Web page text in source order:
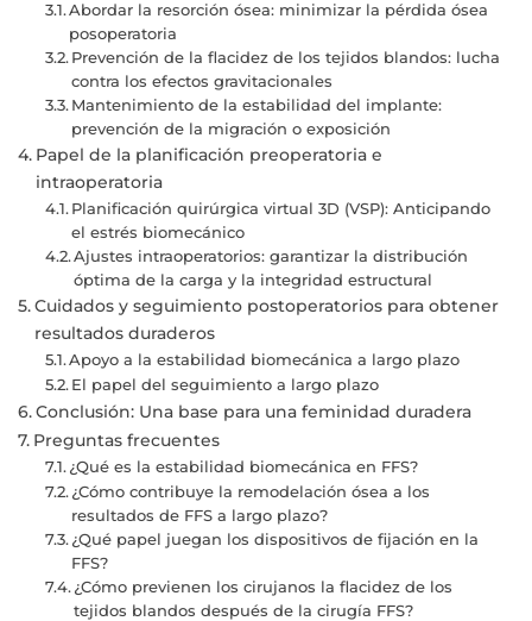
Abordar la resorción ósea: minimizar la pérdida ósea
posoperatoria
Prevención de la flacidez de los tejidos blandos: lucha
contra los efectos gravitacionales
Mantenimiento de la estabilidad del implante:
prevención de la migración o exposición
Papel de la planificación preoperatoria e
intraoperatoria
Planificación quirúrgica virtual 3D (VSP): Anticipando
el estrés biomecánico
Ajustes intraoperatorios: garantizar la distribución
óptima de la carga y la integridad estructural
Cuidados y seguimiento postoperatorios para obtener
resultados duraderos
Apoyo a la estabilidad biomecánica a largo plazo
El papel del seguimiento a largo plazo
Conclusión: Una base para una feminidad duradera
Preguntas frecuentes
¿Qué es la estabilidad biomecánica en FFS?
¿Cómo contribuye la remodelación ósea a los
resultados de FFS a largo plazo?
¿Qué papel juegan los dispositivos de fijación en la
FFS?
¿Cómo previenen los cirujanos la flacidez de los
tejidos blandos después de la cirugía FFS?